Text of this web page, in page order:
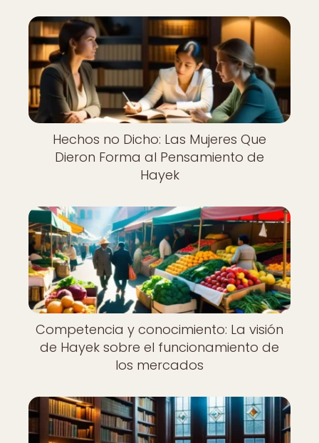
Hechos no Dicho: Las Mujeres Que
Dieron Forma al Pensamiento de
Hayek
Competencia y conocimiento: La visión
de Hayek sobre el funcionamiento de
los mercados